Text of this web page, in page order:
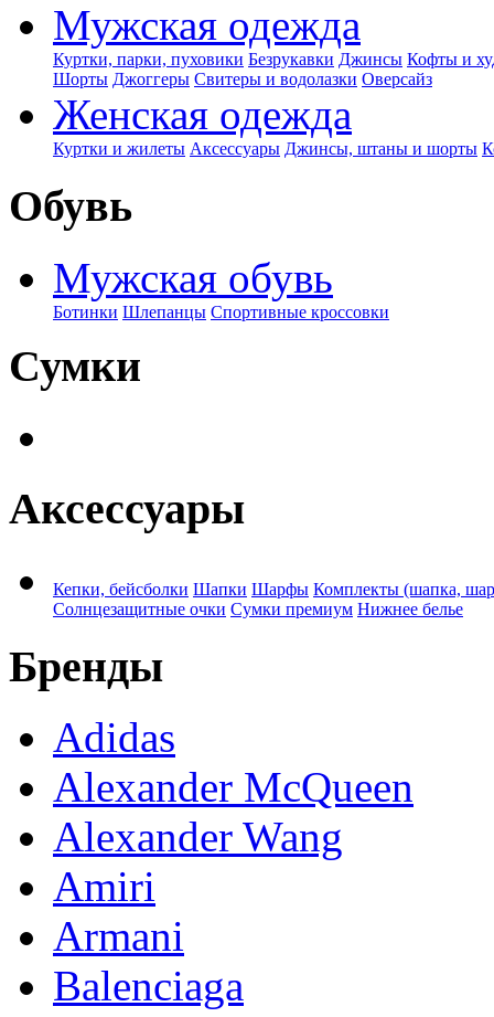
Мужская одежда
Куртки, парки, пуховики Безрукавки Джинсы Кофты и
Шорты Джоггеры Свитеры и водолазки Оверсайз
Женская одежда
Куртки и жилеты Аксессуары Джинсы, штаны и шорты
Обувь
Мужская обувь
Ботинки Шлепанцы Спортивные кроссовки
Сумки
Аксессуары
Кепки, бейсболки Шапки Шарфы Комплекты (шапка,
Солнцезащитные очки Сумки премиум Нижнее белье
Бренды
Adidas
Alexander McQueen
Alexander Wang
Amiri
Armani
Balenciaga